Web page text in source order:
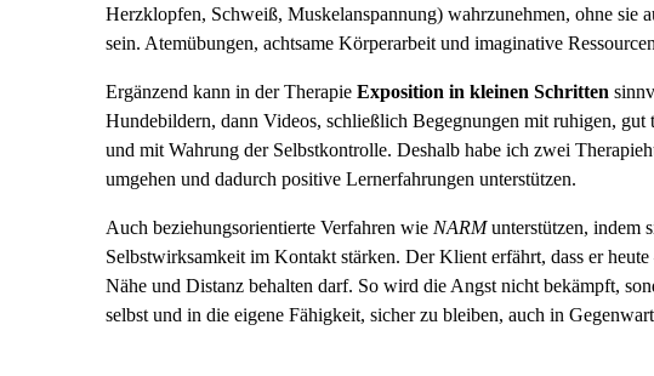
Herzklopfen, Schweiß, Muskelanspannung) wahrzunehmen, ohne sie
sein. Atemübungen, achtsame Körperarbeit und imaginative
Ergänzend kann in der Therapie Exposition in kleinen Schritten
Hundebildern, dann Videos, schließlich Begegnungen mit ruhigen,
und mit Wahrung der Selbstkontrolle. Deshalb habe ich zwei
umgehen und dadurch positive Lernerfahrungen unterstützen.
Auch beziehungsorientierte Verfahren wie NARMunterstützen, indem
Selbstwirksamkeit im Kontakt stärken. Der Klient erfährt, dass er
Nähe und Distanz behalten darf. So wird die Angst nicht bekämpft,
selbst und in die eigene Fähigkeit, sicher zu bleiben, auch in